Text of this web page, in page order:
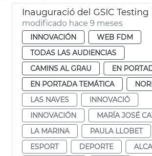
modificado hace 9 meses
INNOVACIÓN
WEB FDM
TODAS LAS AUDIENCIAS
CAMINS AL GRAU
EN
EN PORTADA TEMÁTICA
LAS NAVES
INNOVACIÓ
INNOVACIÓN
MARÍA JOSÉ
LA MARINA
PAULA LLOBET
ESPORT
DEPORTE